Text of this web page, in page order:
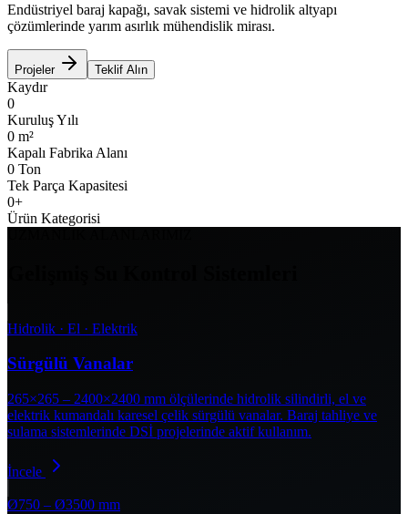
Endüstriyel baraj kapağı, savak sistemi ve hidrolik altyapı
çözümlerinde yarım asırlık mühendislik mirası.
Projeler Teklif Alın
Kaydır
0
Kuruluş Yılı
0 m²
Kapalı Fabrika Alanı
0 Ton
Tek Parça Kapasitesi
0+
Ürün Kategorisi
Hidrolik · El · Elektrik
Sürgülü Vanalar
265×265 – 2400×2400 mm ölçülerinde hidrolik silindirli, el ve
elektrik kumandalı karesel çelik sürgülü vanalar. Baraj tahliye ve
sulama sistemlerinde DSİ projelerinde aktif kullanım.
İncele
Ø750 – Ø3500 mm